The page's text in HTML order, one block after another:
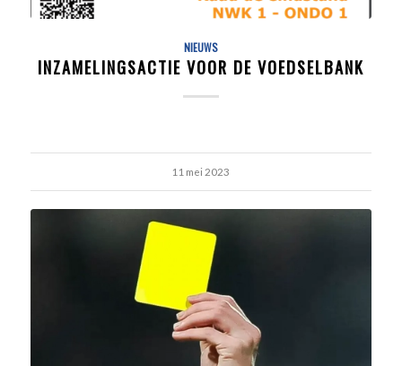
NIEUWS
INZAMELINGSACTIE VOOR DE VOEDSELBANK
11 mei 2023